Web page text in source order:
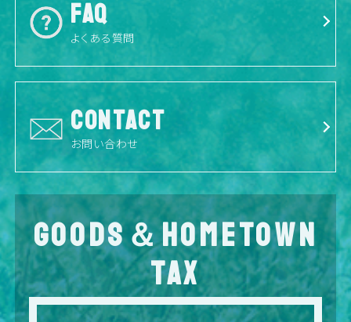
FAQ
よくある質問
CONTACT
お問い合わせ
GOODS＆HOMETOWN
TAX